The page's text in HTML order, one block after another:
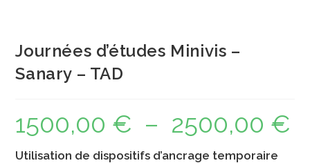
Journées d’études Minivis –
Sanary – TAD
1500,00 € – 2500,00 €
Utilisation de dispositifs d’ancrage temporaire